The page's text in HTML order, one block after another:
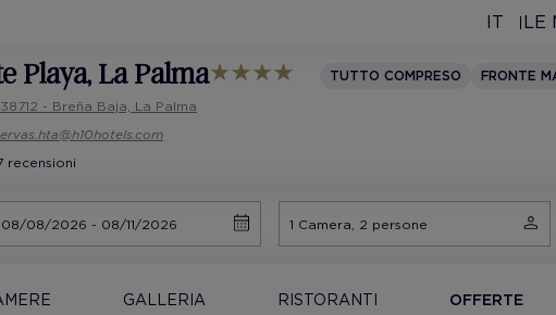
IT LE
Playa, La Palma TUTTO COMPRESO
FRONTE
- Breña Baja, La Palma
recensioni
GALLERIA RISTORANTI OFFERTE